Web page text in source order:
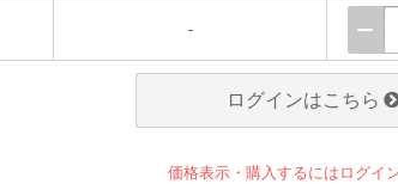
-
ログインはこちら
価格表示・購入するにはログイ